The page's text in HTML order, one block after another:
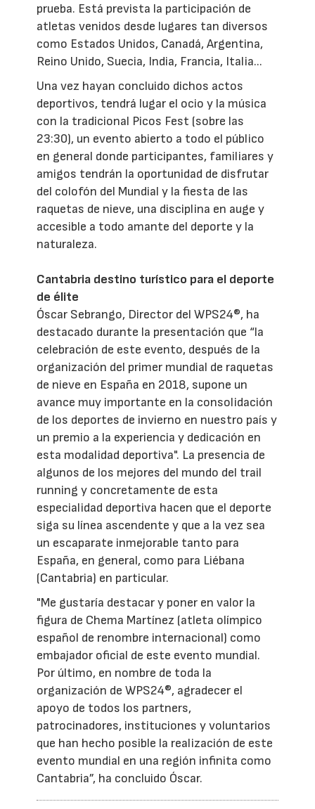
prueba. Está prevista la participación de
atletas venidos desde lugares tan diversos
como Estados Unidos, Canadá, Argentina,
Reino Unido, Suecia, India, Francia, Italia...
Una vez hayan concluido dichos actos
deportivos, tendrá lugar el ocio y la música
con la tradicional Picos Fest (sobre las
23:30), un evento abierto a todo el público
en general donde participantes, familiares y
amigos tendrán la oportunidad de disfrutar
del colofón del Mundial y la fiesta de las
raquetas de nieve, una disciplina en auge y
accesible a todo amante del deporte y la
naturaleza.
Cantabria destino turístico para el deporte
de élite
Óscar Sebrango, Director del WPS24®, ha
destacado durante la presentación que “la
celebración de este evento, después de la
organización del primer mundial de raquetas
de nieve en España en 2018, supone un
avance muy importante en la consolidación
de los deportes de invierno en nuestro país y
un premio a la experiencia y dedicación en
esta modalidad deportiva". La presencia de
algunos de los mejores del mundo del trail
running y concretamente de esta
especialidad deportiva hacen que el deporte
siga su línea ascendente y que a la vez sea
un escaparate inmejorable tanto para
España, en general, como para Liébana
(Cantabria) en particular.
"Me gustaría destacar y poner en valor la
figura de Chema Martínez (atleta olímpico
español de renombre internacional) como
embajador oficial de este evento mundial.
Por último, en nombre de toda la
organización de WPS24®, agradecer el
apoyo de todos los partners,
patrocinadores, instituciones y voluntarios
que han hecho posible la realización de este
evento mundial en una región infinita como
Cantabria”, ha concluido Óscar.